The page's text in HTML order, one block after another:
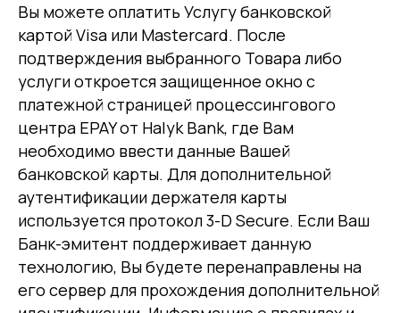
Вы можете оплатить Услугу банковской
картой Visa или Mastercard. После
подтверждения выбранного Товара либо
услуги откроется защищенное окно с
платежной страницей процессингового
центра EPAY от Halyk Bank, где Вам
необходимо ввести данные Вашей
банковской карты. Для дополнительной
аутентификации держателя карты
используется протокол 3-D Secure. Если Ваш
Банк-эмитент поддерживает данную
технологию, Вы будете перенаправлены на
его сервер для прохождения дополнительной